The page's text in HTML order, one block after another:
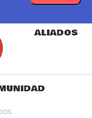
ALIADOS